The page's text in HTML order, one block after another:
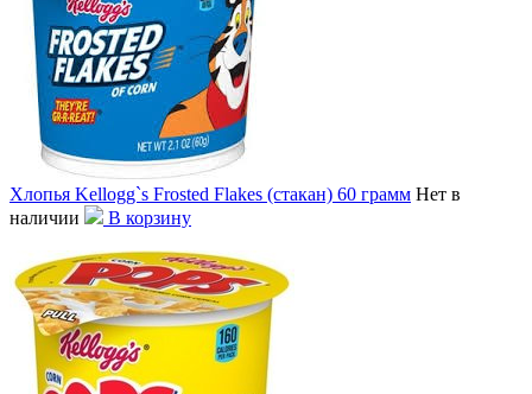
Хлопья Kellogg`s Frosted Flakes (стакан) 60 грамм Нет в
наличии
В корзину